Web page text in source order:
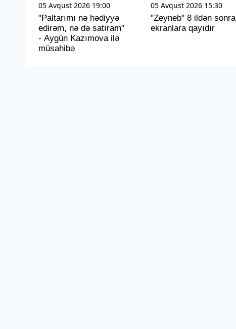
05 Avqust 2026 19:00
"Paltarımı nə hədiyyə
edirəm, nə də satıram"
- Aygün Kazımova ilə
müsahibə
05 Avqust 2026 15:30
"Zeyneb" 8 ildən sonra
ekranlara qayıdır